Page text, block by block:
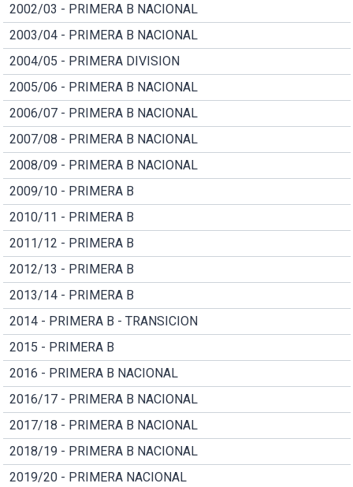
2002/03 - PRIMERA B NACIONAL
2003/04 - PRIMERA B NACIONAL
2004/05 - PRIMERA DIVISION
2005/06 - PRIMERA B NACIONAL
2006/07 - PRIMERA B NACIONAL
2007/08 - PRIMERA B NACIONAL
2008/09 - PRIMERA B NACIONAL
2009/10 - PRIMERA B
2010/11 - PRIMERA B
2011/12 - PRIMERA B
2012/13 - PRIMERA B
2013/14 - PRIMERA B
2014 - PRIMERA B - TRANSICION
2015 - PRIMERA B
2016 - PRIMERA B NACIONAL
2016/17 - PRIMERA B NACIONAL
2017/18 - PRIMERA B NACIONAL
2018/19 - PRIMERA B NACIONAL
2019/20 - PRIMERA NACIONAL